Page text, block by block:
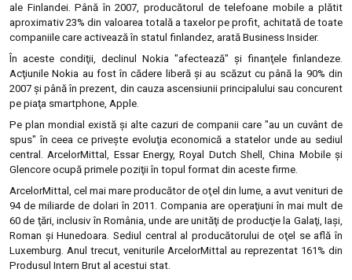
ale Finlandei. Până în 2007, producătorul de telefoane mobile a plătit
aproximativ 23% din valoarea totală a taxelor pe profit, achitată de toate
companiile care activează în statul finlandez, arată Business Insider.
În aceste condiţii, declinul Nokia "afectează" şi finanţele finlandeze.
Acţiunile Nokia au fost în cădere liberă şi au scăzut cu până la 90% din
2007 şi până în prezent, din cauza ascensiunii principalului sau concurent
pe piaţa smartphone, Apple.
Pe plan mondial există şi alte cazuri de companii care "au un cuvânt de
spus" în ceea ce priveşte evoluţia economică a statelor unde au sediul
central. ArcelorMittal, Essar Energy, Royal Dutch Shell, China Mobile şi
Glencore ocupă primele poziţii în topul format din aceste firme.
ArcelorMittal, cel mai mare producător de oţel din lume, a avut venituri de
94 de miliarde de dolari în 2011. Compania are operaţiuni în mai mult de
60 de ţări, inclusiv în România, unde are unităţi de producţie la Galaţi, Iaşi,
Roman şi Hunedoara. Sediul central al producătorului de oţel se află în
Luxemburg. Anul trecut, veniturile ArcelorMittal au reprezentat 161% din
Produsul Intern Brut al acestui stat.